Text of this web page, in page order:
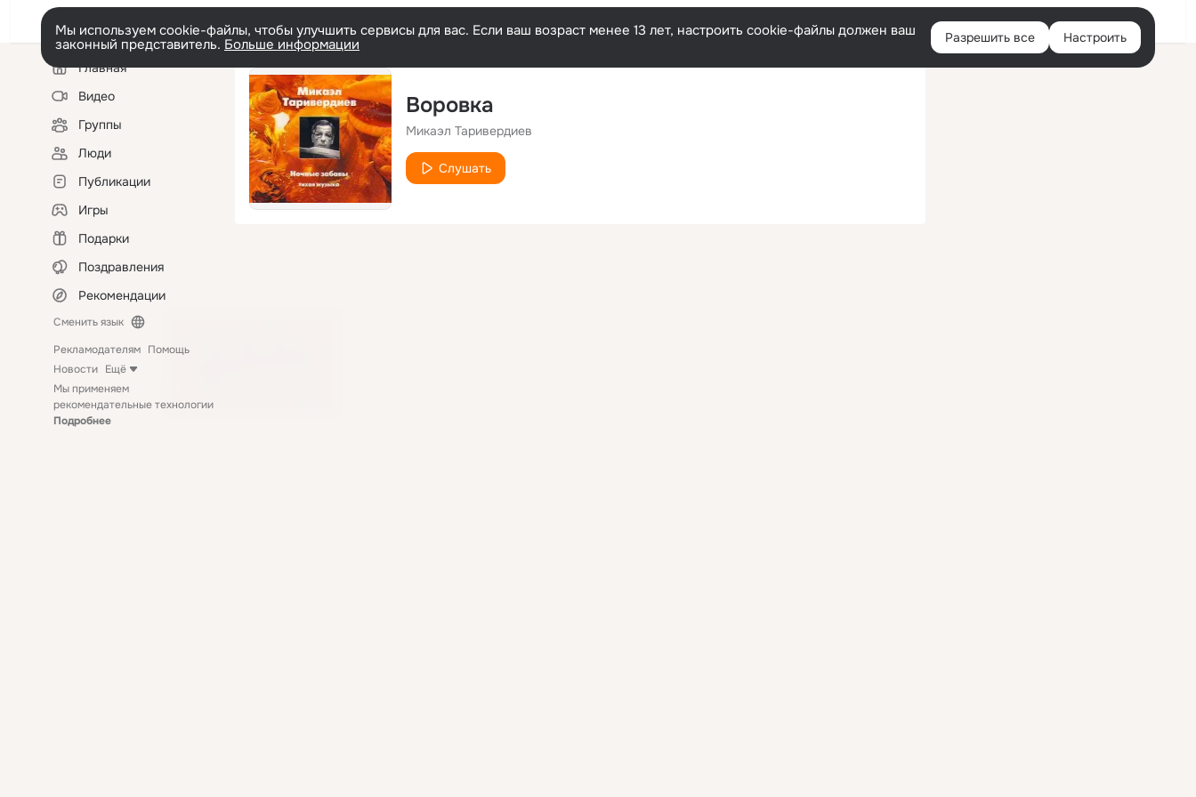
Войти
Мы используем cookie-файлы, чтобы улучшить сервисы для вас. Если ваш возраст менее 13 лет, настроить cookie-файлы должен ваш
законный представитель. Больше информации Разрешить все Настроить
Левая
колонкаГлавная
Видео
Группы
Люди
Публикации
Игры
Подарки
Поздравления
Рекомендации
Сменить язык
Рекламодателям Помощь
Новости Ещё
Мы применяем
рекомендательные технологии
Подробнее
Воровка
Микаэл Таривердиев
Слушать